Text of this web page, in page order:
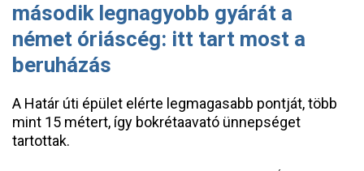
második legnagyobb gyárát a
német óriáscég: itt tart most a
beruházás
A Határ úti épület elérte legmagasabb pontját, több
mint 15 métert, így bokrétaavató ünnepséget
tartottak.